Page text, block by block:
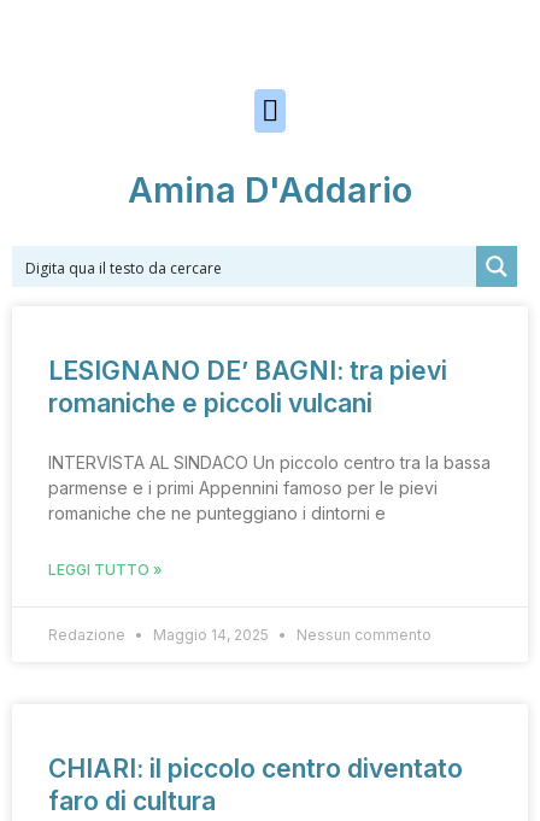
Amina D'Addario
LESIGNANO DE’ BAGNI: tra pievi
romaniche e piccoli vulcani
INTERVISTA AL SINDACO Un piccolo centro tra la bassa
parmense e i primi Appennini famoso per le pievi
romaniche che ne punteggiano i dintorni e
LEGGI TUTTO »
Redazione Maggio 14, 2025 Nessun commento
CHIARI: il piccolo centro diventato
faro di cultura